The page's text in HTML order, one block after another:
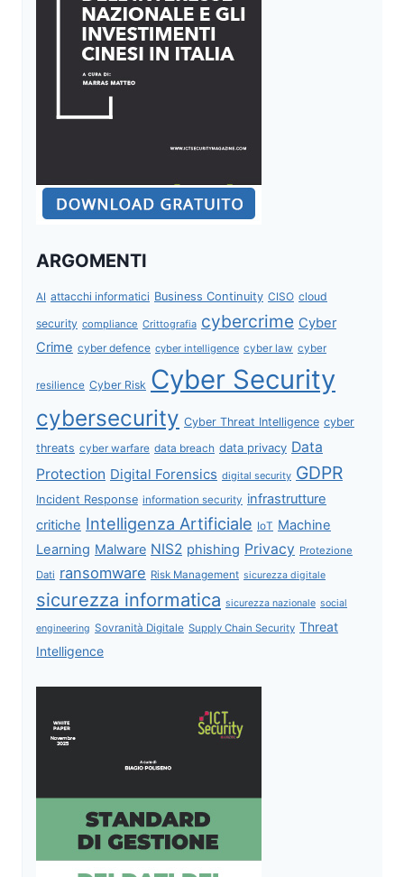
ARGOMENTI
AI attacchi informatici Business Continuity CISO cloud
security compliance Crittografia cybercrime Cyber
Crime cyber defence cyber intelligence cyber law cyber
resilience Cyber Risk Cyber Security
cybersecurity Cyber Threat Intelligence cyber
threats cyber warfare data breach data privacy Data
Protection Digital Forensics digital security GDPR
Incident Response information security infrastrutture
critiche Intelligenza Artificiale IoT Machine
Learning Malware NIS2 phishing Privacy Protezione
Dati ransomware Risk Management sicurezza digitale
sicurezza informatica sicurezza nazionale social
engineering Sovranità Digitale Supply Chain Security Threat
Intelligence